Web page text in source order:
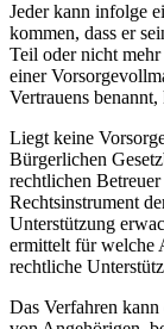
Jeder kann infolge
kommen, dass er
Teil oder nicht
einer
Vertrauens
Liegt keine
Bürgerlichen
rechtlichen
Rechtsinstrument
Unterstützung
ermittelt für welche
rechtliche
Das Verfahren kann